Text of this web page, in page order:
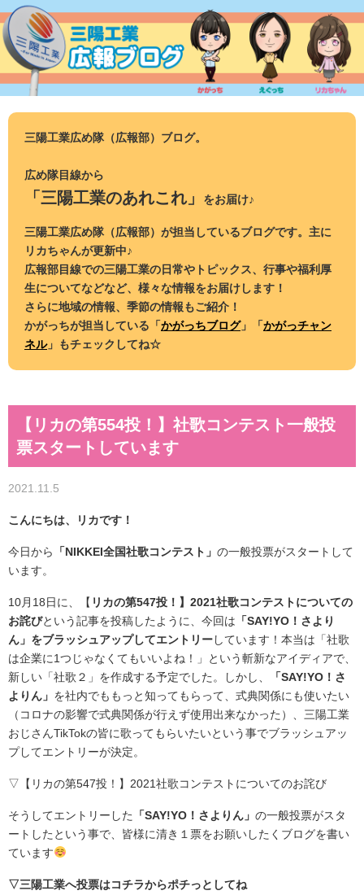
ン
テ
ツ
三陽工業広め隊（広報部）ブログ。
広め隊目線から
「三陽工業のあれこれ」 をお届け♪
三陽工業広め隊（広報部）が担当しているブログです。主に
リカちゃんが更新中♪
広報部目線での三陽工業の日常やトピックス、行事や福利厚
生についてなどなど、様々な情報をお届けします！
さらに地域の情報、季節の情報もご紹介！
かがっちが担当している「かがっちブログ」「かがっチャン
ネル」もチェックしてね☆
【リカの第554投！】社歌コンテスト一般投
票スタートしています
2021.11.5
こんにちは、リカです！
今日から 「NIKKEI全国社歌コンテスト」 の一般投票がスタートして
います。
10月18日に、【 リカの第547投！】2021社歌コンテストについての
お詫びという記事を投稿したように、今回は 「SAY!YO！さより
ん」をブラッシュアップしてエントリーしています！本当は「社歌
は企業に1つじゃなくてもいいよね！」という斬新なアイディアで、
新しい「社歌２」を作成する予定でした。しかし、
「SAY!YO！さ
よりん」 を社内でももっと知ってもらって、式典関係にも使いたい
（コロナの影響で式典関係が行えず使用出来なかった）、三陽工業
おじさんTikTokの皆に歌ってもらいたいという事でブラッシュアッ
プしてエントリーが決定。
▽【リカの第547投！】2021社歌コンテストについてのお詫び
そうしてエントリーした 「SAY!YO！さよりん」 の一般投票がスタ
ートしたという事で、皆様に清き１票をお願いしたくブログを書い
ています
▽三陽工業へ投票はコチラからポチっとしてね